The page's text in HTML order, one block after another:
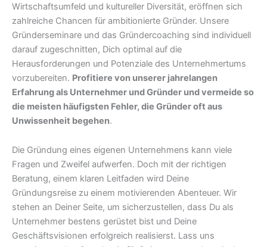
Wirtschaftsumfeld und kultureller Diversität, eröffnen sich
zahlreiche Chancen für ambitionierte Gründer. Unsere
Gründerseminare und das Gründercoaching sind individuell
darauf zugeschnitten, Dich optimal auf die
Herausforderungen und Potenziale des Unternehmertums
vorzubereiten. Profitiere von unserer jahrelangen
Erfahrung als Unternehmer und Gründer und vermeide so
die meisten häufigsten Fehler, die Gründer oft aus
Unwissenheit begehen.
Die Gründung eines eigenen Unternehmens kann viele
Fragen und Zweifel aufwerfen. Doch mit der richtigen
Beratung, einem klaren Leitfaden wird Deine
Gründungsreise zu einem motivierenden Abenteuer. Wir
stehen an Deiner Seite, um sicherzustellen, dass Du als
Unternehmer bestens gerüstet bist und Deine
Geschäftsvisionen erfolgreich realisierst. Lass uns